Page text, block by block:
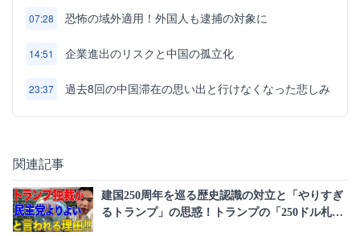
07:28 恐怖の域外適用！外国人も逮捕の対象に
14:51 企業進出のリスクと中国の孤立化
23:37 過去8回の中国滞在の思い出と行けなくなった悲しみ
関連記事
建国250周年を巡る歴史認識の対立と「やりすぎ
るトランプ」の思惑！トランプの「250ドル札」